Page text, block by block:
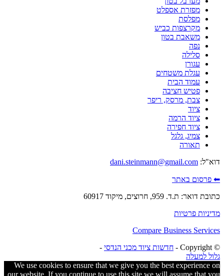
מפזרת אספלט
מפלסת
מקרצפות כביש
משאבת בטון
נפה
סלילה
עגורן
עגלת משטחים
עמוד הבית
פטיש חציבה
צבת, מרסק, ריפר
ציוד
ציוד הרמה
ציוד חפירה
צמיג, גלגל
תאורה
דוא"ל: dani.steinmann@gmail.com
⬅ פרסום באתר
כתובת דואר: ת.ד. 959, חרוצים, מיקוד 60917
מדיניות פרטיות
Compare Business Services
© ‫Copyright -
חדשות ציוד מכני הנדסי -
גלול למעלה
We use cookies to ensure that we give you the best experience on
our website. If you continue to use this site we will assume that you